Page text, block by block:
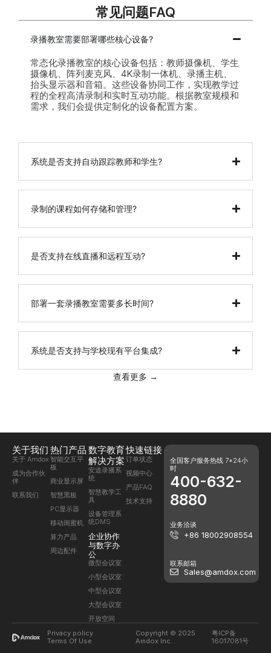
常见问题FAQ
录播教室需要部署哪些核心设备?
常态化录播教室的核心设备包括：教师摄像机、学生
摄像机、阵列麦克风、4K录制一体机、录播主机、
抬头显示器和音箱。这些设备协同工作，实现教学过
程的全程高清录制和实时互动功能。根据教室规模和
需求，我们会提供定制化的设备配置方案。
系统是否支持自动跟踪教师和学生?
录制的课程如何存储和管理?
是否支持在线直播和远程互动?
部署一套录播教室需要多长时间?
系统是否支持与学校现有平台集成?
查看更多 →
关于我们
关于 Amdox
成为合作伙
伴
联系我们
热门产品
智能交互平
板
商业显示屏
智慧黑板
PC显示器
移动闺蜜机
算力产品
周边配件
数字教育
解决方案
安道录播系
统
智慧教学工
具
设备管理系
统DMS
企业协作
与数字办
公
微型会议室
小型会议室
中型会议室
大型会议室
开放空间
快速链接
订单状态
视频中心
产品FAQ
技术支持
全国客户服务热线 7*24小
时
400-632-
8880
业务洽谈
+86 18002908554
联系邮箱
Sales@amdox.com
Privacy policy
Terms Of Use
Copyright © 2025
Amdox Inc.
粤ICP备
16017081号